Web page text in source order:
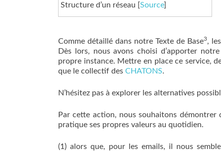
Structure d’un réseau [Source]
Comme détaillé dans notre Texte de Base3,
Dès lors, nous avons choisi d’apporter
propre instance. Mettre en place ce service,
que le collectif des CHATONS.
N’hésitez pas à explorer les alternatives
Par cette action, nous souhaitons
pratique ses propres valeurs au quotidien.
(1) alors que, pour les emails, il nous